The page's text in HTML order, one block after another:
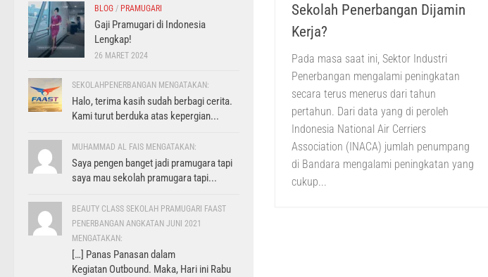
Sekolah Penerbangan Dijamin
Kerja?
Pada masa saat ini, Sektor Industri
Penerbangan mengalami peningkatan
secara terus menerus dari tahun
pertahun. Dari data yang di peroleh
Indonesia National Air Cerriers
Association (INACA) jumlah penumpang
di Bandara mengalami peningkatan yang
cukup...
BLOG / PRAMUGARI
Gaji Pramugari di Indonesia
Lengkap!
26 MARET 2024
SEKOLAHPENERBANGAN MENGATAKAN:
Halo, terima kasih sudah berbagi cerita.
Kami turut berduka atas kepergian...
MUHAMMAD AL FAIS MENGATAKAN:
Saya pengen banget jadi pramugara tapi
saya mau sekolah pramugara tapi...
BEAUTY CLASS SEKOLAH PRAMUGARI FAAST
PENERBANGAN ANGKATAN JUNI 2021
MENGATAKAN:
[…] Panas Panasan dalam
Kegiatan Outbound. Maka, Hari ini Rabu